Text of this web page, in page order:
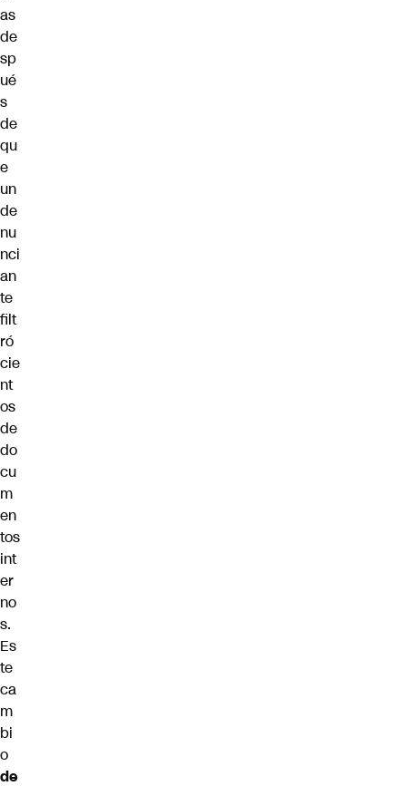
as
de
sp
ué
s
de
qu
e
un
de
nu
nci
an
te
filt
ró
cie
nt
os
de
do
cu
m
en
tos
int
er
no
s.
Es
te
ca
m
bi
o
de